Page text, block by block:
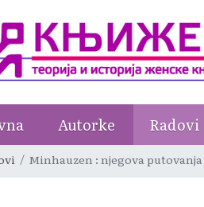
Autorke Radovi
Minhauzen : njegova